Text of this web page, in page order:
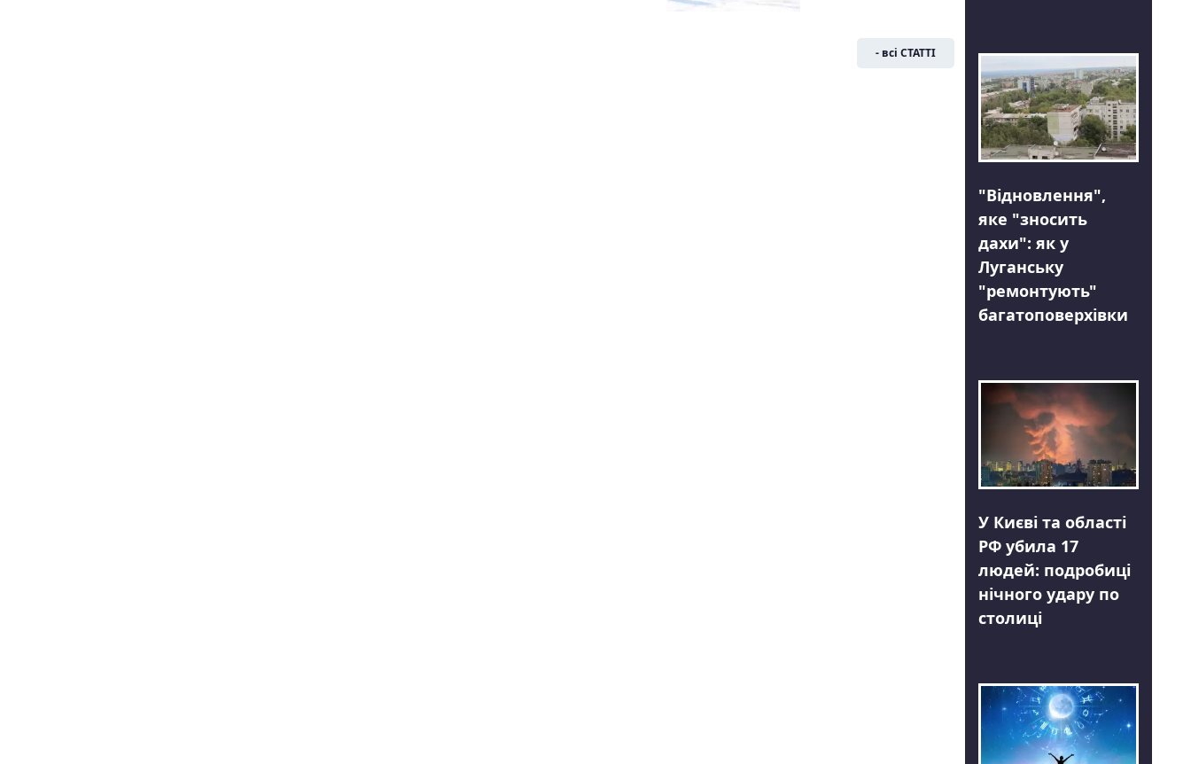
- всі СТАТТІ
"Відновлення",
яке "зносить
дахи": як у
Луганську
"ремонтують"
багатоповерхівки
У Києві та області
РФ убила 17
людей: подробиці
нічного удару по
столиці